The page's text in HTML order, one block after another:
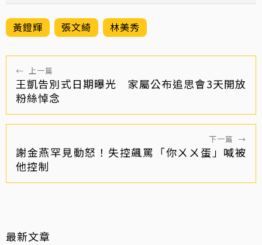
黃鐙輝 張文綺 林美秀
← 上一篇
王凱告別式日期曝光 家屬公布追思會3天開放
粉絲悼念
下一篇 →
謝金燕罕見動怒！失控飆罵「你ㄨㄨ蛋」喊被
他控制
最新文章